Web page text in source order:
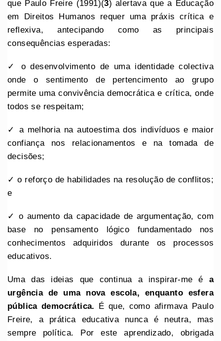
que Paulo Freire (1991)(3) alertava que a Educação
em Direitos Humanos requer uma práxis crítica e
reflexiva, antecipando como as principais
consequências esperadas:
✓ o desenvolvimento de uma identidade colectiva
onde o sentimento de pertencimento ao grupo
permite uma convivência democrática e crítica, onde
todos se respeitam;
✓ a melhoria na autoestima dos indivíduos e maior
confiança nos relacionamentos e na tomada de
decisões;
✓ o reforço de habilidades na resolução de conflitos;
e
✓ o aumento da capacidade de argumentação, com
base no pensamento lógico fundamentado nos
conhecimentos adquiridos durante os processos
educativos.
Uma das ideias que continua a inspirar-me é a
urgência de uma nova escola, enquanto esfera
pública democrática. É que, como afirmava Paulo
Freire, a prática educativa nunca é neutra, mas
sempre política. Por este aprendizado, obrigada